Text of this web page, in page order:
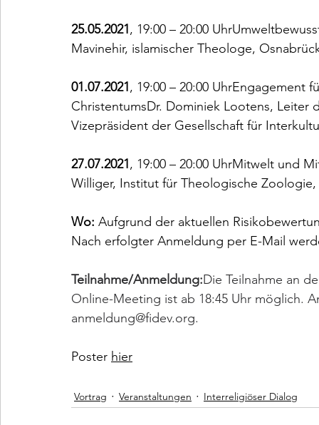
25.05.2021, 19:00 – 20:00
Mavinehir, islamischer Theologe,
01.07.2021, 19:00 – 20:00 UhrEngagement
ChristentumsDr. Dominiek Lootens,
Vizepräsident der Gesellschaft für
27.07.2021, 19:00 – 20:00 UhrMitwelt und
Williger, Institut für Theologische
Wo: Aufgrund der aktuellen
Nach erfolgter Anmeldung per E-Mail
Teilnahme/Anmeldung:Die Teilnahme an
Online-Meeting ist ab 18:45 Uhr möglich.
anmeldung@fidev.org.
Poster hier
Vortrag Veranstaltungen Interreligiöser Dialog​